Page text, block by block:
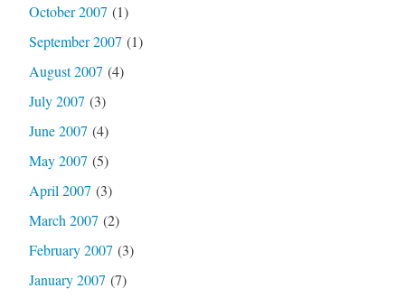
October 2007 (1)
September 2007 (1)
August 2007 (4)
July 2007 (3)
June 2007 (4)
May 2007 (5)
April 2007 (3)
March 2007 (2)
February 2007 (3)
January 2007 (7)